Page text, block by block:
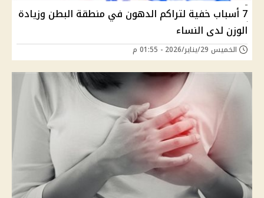
7 أسباب خفية لتراكم الدهون في منطقة البطن وزيادة
الوزن لدى النساء
الخميس 29/يناير/2026 - 01:55 م